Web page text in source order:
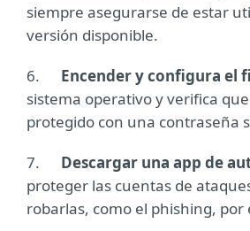
siempre asegurarse de estar
versión disponible.
6. Encender y configura el
sistema operativo y verifica
protegido con una contraseña
7. Descargar una app de
proteger las cuentas de
robarlas, como el phishing, por